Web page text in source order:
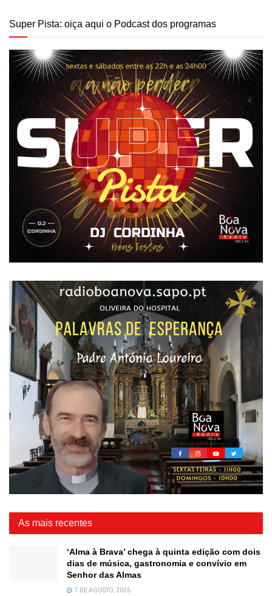
Super Pista: oiça aqui o Podcast dos programas
As mais recentes
‘Alma à Brava’ chega à quinta edição com dois
dias de música, gastronomia e convívio em
Senhor das Almas
7 DE AGOSTO, 2026